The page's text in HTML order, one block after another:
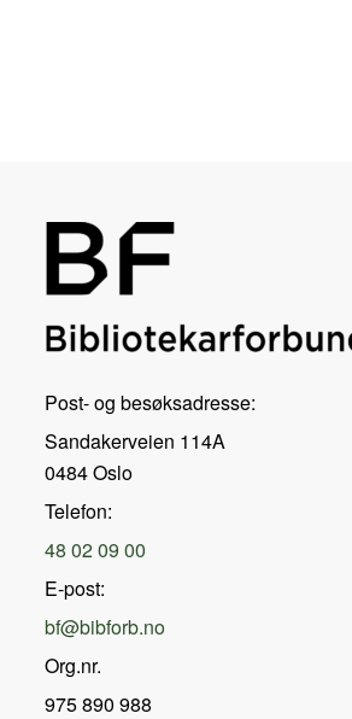
Post- og besøksadresse:
Sandakerveien 114A
0484 Oslo
Telefon:
48 02 09 00
E-post:
bf@bibforb.no
Org.nr.
975 890 988